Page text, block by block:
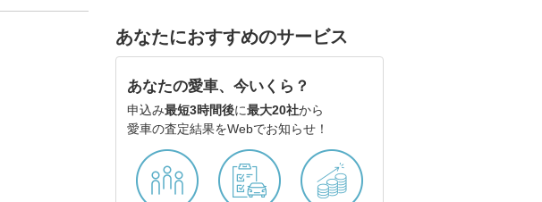
あなたにおすすめのサービス
あなたの愛車、今いくら？
申込み最短3時間後に最大20社から
愛車の査定結果をWebでお知らせ！